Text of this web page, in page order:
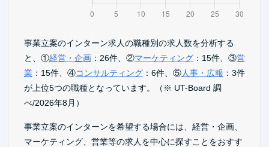
事業立案のインターン求人の職種別の求人数を分析する
と、①経営・企画：26件、②マーケティング：15件、③営
業：15件、④コンサルティング：6件、⑤人事・広報 ：3件
が上位5つの職種となっています。（※ UT-Board 調
べ/2026年8月）
事業立案のインターンを希望する場合には、経営・企画、
マーケティング、営業等の求人を中心に探すことをおすす